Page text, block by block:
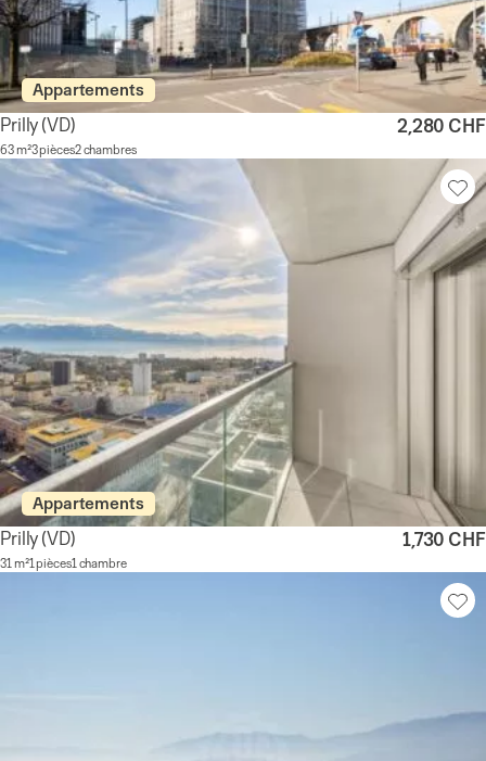
Appartements
Prilly(VD)
63 m²3 pièces2 chambres
2,280 CHF
Appartements
Prilly(VD)
31 m²1 pièces1 chambre
1,730 CHF